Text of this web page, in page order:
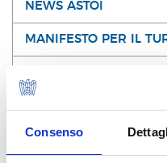
Consenso
NEWS ASTOI
MANIFESTO PER IL
I NOSTRI SOCI